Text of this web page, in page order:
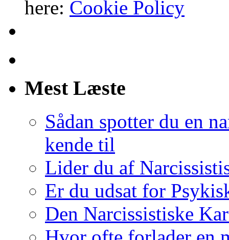
here: Cookie Policy
Mest Læste
Sådan spotter du en
kende til
Lider du af
Er du udsat for
Den Narcissistiske